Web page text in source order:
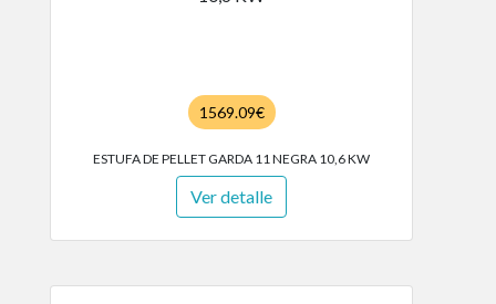
1569.09€
ESTUFA DE PELLET GARDA 11 NEGRA 10,6 KW
Ver detalle